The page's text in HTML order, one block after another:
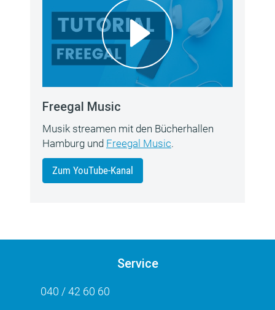
Freegal Music
Musik streamen mit den Bücherhallen
Hamburg und Freegal Music.
Zum YouTube-Kanal
Service
040 / 42 60 60